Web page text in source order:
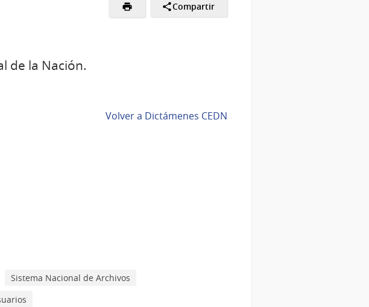
Compartir
de la Nación.
Volver a Dictámenes CEDN
Sistema Nacional de Archivos